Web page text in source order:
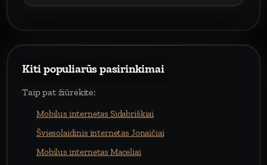
Kiti populiarūs pasirinkimai
Taip pat žiūrėkite:
Mobilus internetas Sidabriškiai
Šviesolaidinis internetas Jonaičiai
Mobilus internetas Maceliai